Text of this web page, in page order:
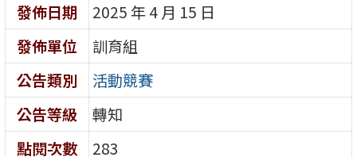
發佈日期
2025 年 4 月 15 日
發佈單位
訓育組
公告類別
活動競賽
公告等級
轉知
點閱次數
283